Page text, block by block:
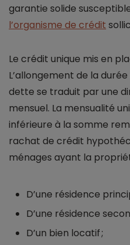
garantie solide
l’organisme de crédit
Le crédit unique mis en
L’allongement de la
dette se traduit par une
mensuel. La mensualité
inférieure à la somme
rachat de crédit
ménages ayant la
D’une résidence
D’une résidence
D’un bien locatif ;